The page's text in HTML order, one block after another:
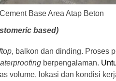
Base Area Atap Beton
based)
, balkon dan dinding. Proses
berpengalaman.
volume, lokasi dan kondisi